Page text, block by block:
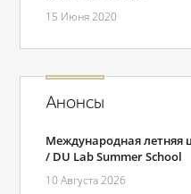
15 Июня 2020
Анонсы
Международная летняя
/ DU Lab Summer School
10 Августа 2026